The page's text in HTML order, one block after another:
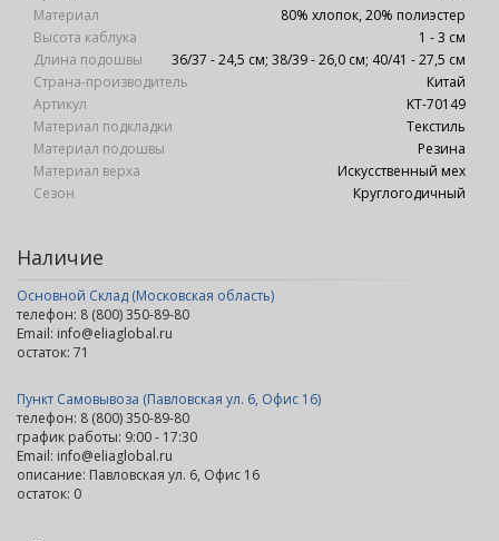
Материал
80% хлопок, 20% полиэстер
Высота каблука
1 - 3 см
Длина подошвы
36/37 - 24,5 см; 38/39 - 26,0 см; 40/41 - 27,5 см
Страна-производитель
Китай
Артикул
KT-70149
Материал подкладки
Текстиль
Материал подошвы
Резина
Материал верха
Искусственный мех
Сезон
Круглогодичный
Наличие
Основной Склад (Московская область)
телефон: 8 (800) 350-89-80
Email: info@eliaglobal.ru
остаток: 71
Пункт Самовывоза (Павловская ул. 6, Офис 16)
телефон: 8 (800) 350-89-80
график работы: 9:00 - 17:30
Email: info@eliaglobal.ru
описание: Павловская ул. 6, Офис 16
остаток: 0